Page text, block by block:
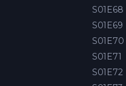
S01E68
S01E69
S01E70
S01E71
S01E72